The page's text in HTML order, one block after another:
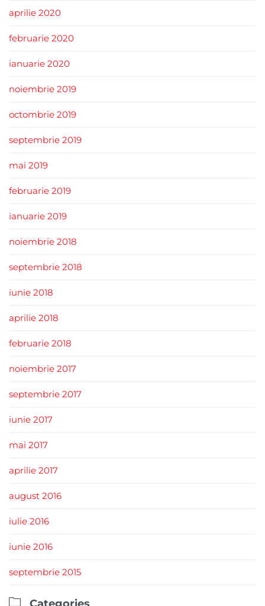
aprilie 2020
februarie 2020
ianuarie 2020
noiembrie 2019
octombrie 2019
septembrie 2019
mai 2019
februarie 2019
ianuarie 2019
noiembrie 2018
septembrie 2018
iunie 2018
aprilie 2018
februarie 2018
noiembrie 2017
septembrie 2017
iunie 2017
mai 2017
aprilie 2017
august 2016
iulie 2016
iunie 2016
septembrie 2015
